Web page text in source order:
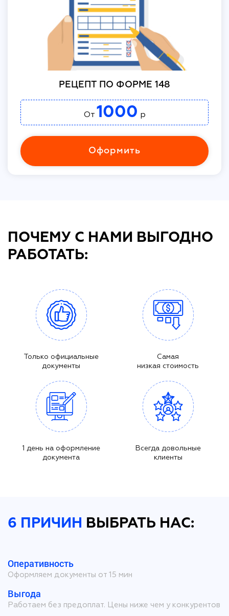
РЕЦЕПТ ПО ФОРМЕ 148
От 1000 р
Оформить
ПОЧЕМУ С НАМИ ВЫГОДНО
РАБОТАТЬ:
Только официальные
документы
Самая
низкая стоимость
1 день на оформление
документа
Всегда довольные
клиенты
6 ПРИЧИН ВЫБРАТЬ НАС:
Оперативность
Оформляем документы от 15 мин
Выгода
Работаем без предоплат. Цены ниже чем у конкурентов